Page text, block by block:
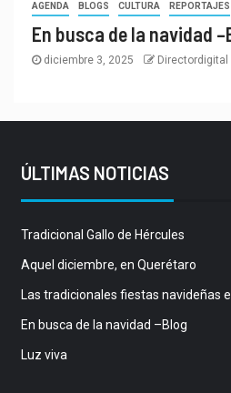
AGENDA BLOGS CULTURA REPORTAJES
En busca de la navidad
diciembre 3, 2025 Directordigital
ÚLTIMAS NOTICIAS
Tradicional Gallo de Hércules
Aquel diciembre, en Querétaro
Las tradicionales fiestas navideñas
En busca de la navidad –Blog
Luz viva